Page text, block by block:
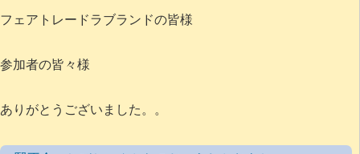
フェアトレードラブランドの皆様
参加者の皆々様
ありがとうございました。。